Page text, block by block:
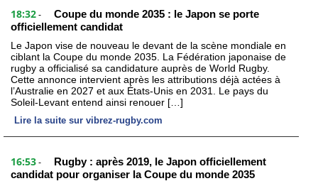
18:32 -
Coupe du monde 2035 : le Japon se porte
officiellement candidat
Le Japon vise de nouveau le devant de la scène mondiale en
ciblant la Coupe du monde 2035. La Fédération japonaise de
rugby a officialisé sa candidature auprès de World Rugby.
Cette annonce intervient après les attributions déjà actées à
l’Australie en 2027 et aux États-Unis en 2031. Le pays du
Soleil-Levant entend ainsi renouer […]
Lire la suite sur vibrez-rugby.com
16:53 -
Rugby : après 2019, le Japon officiellement
candidat pour organiser la Coupe du monde 2035